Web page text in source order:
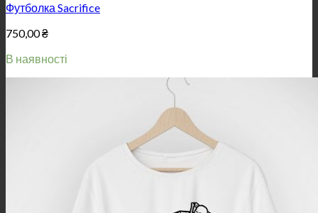
Футболка Sacrifice
750,00₴
В наявності